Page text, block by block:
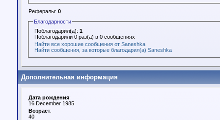
Рефералы: 0
Благодарности
Поблагодарил(а):1
Поблагодарили 0 раз(а) в 0 сообщениях
Найти все хорошие сообщения от Saneshka
Найти сообщения, за которые благодарил(а) Saneshka
Дополнительная информация
Дата рождения:
16 December 1985
Возраст:
40